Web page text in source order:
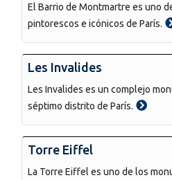
El Barrio de Montmartre es uno
pintorescos e icónicos de París.
Les Invalides
Les Invalides es un complejo
séptimo distrito de París.
Torre Eiffel
La Torre Eiffel es uno de los